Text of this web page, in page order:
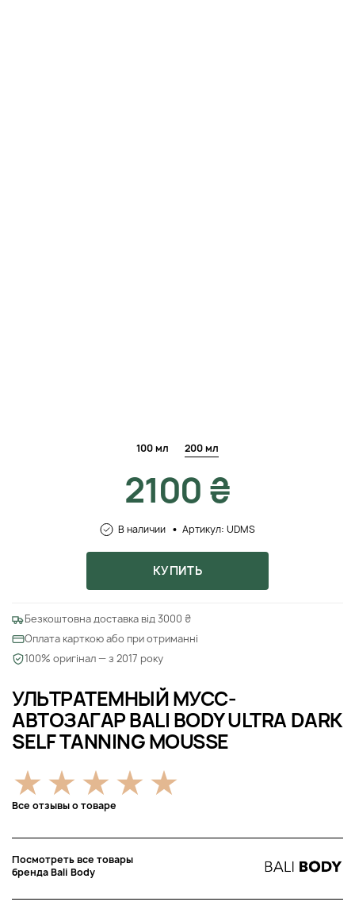
УЛЬТРАТЕМНЫЙ МУСС-
АВТОЗАГАР BALI BODY ULTRA DARK
SELF TANNING MOUSSE
Все отзывы о товаре
Посмотреть все товары
бренда Bali Body
100 мл 200 мл
2100 ₴
В наличии Артикул: UDMS
КУПИТЬ
Безкоштовна доставка від 3000 ₴
Оплата карткою або при отриманні
100% оригінал — з 2017 року